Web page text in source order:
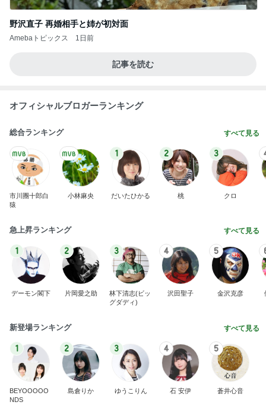
野沢直子 再婚相手と姉が初対面
Amebaトピックス 1日前
記事を読む
オフィシャルブロガーランキング
総合ランキング すべて見る
市川團十郎白
猿
小林麻央
1
だいたひかる
2
桃
3
クロ
急上昇ランキング すべて見る
1
デーモン閣下
2
片岡愛之助
3
林下清志(ビッ
グダディ)
4
沢田聖子
5
金沢克彦
新登場ランキング すべて見る
1
BEYOOOOO
NDS
2
島倉りか
3
ゆうこりん
4
石 安伊
5
蒼井心音